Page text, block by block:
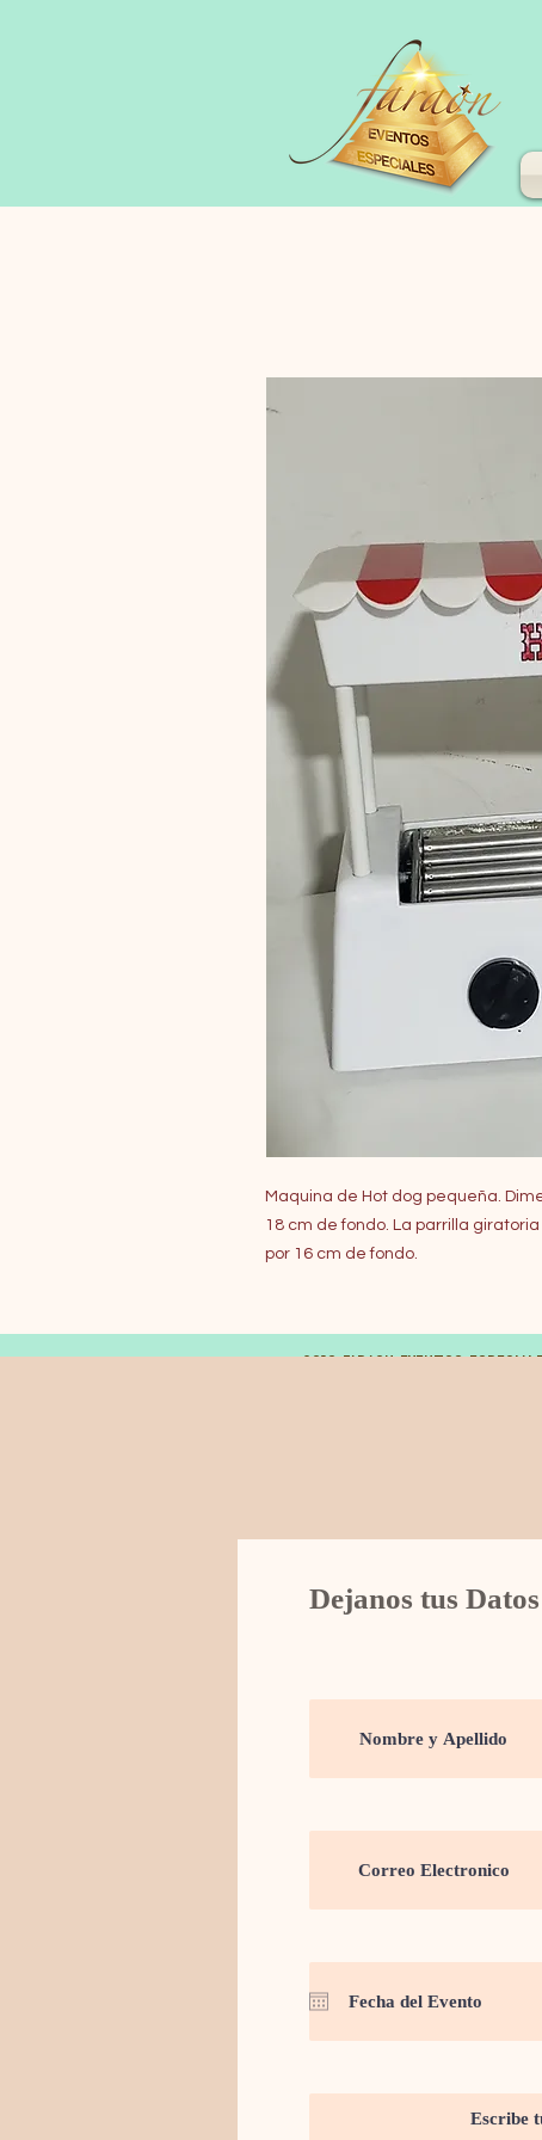
Maquina de Hot dog pequeña.
18 cm de fondo. La parrilla
por 16 cm de fondo.
© 2019 FARAON EVENTOS
Dejanos tus